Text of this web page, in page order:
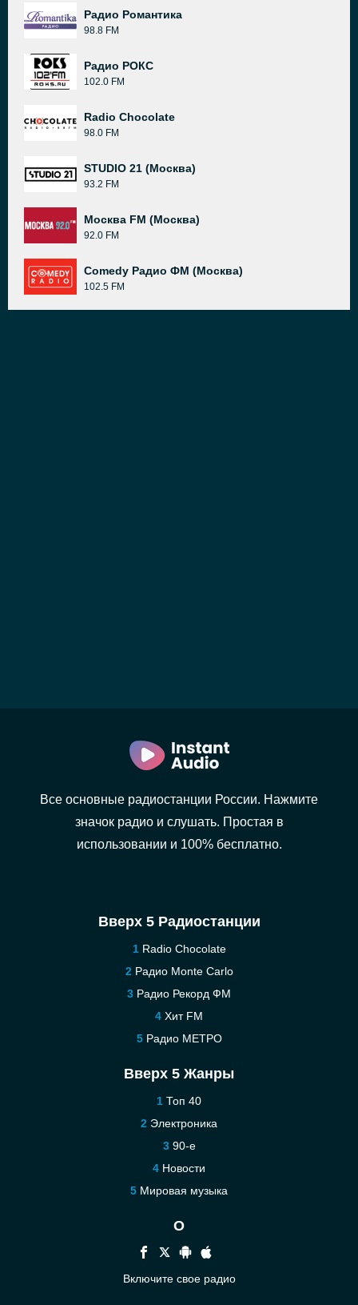
Радио Романтика
98.8 FM
Радио РОКС
102.0 FM
Radio Chocolate
98.0 FM
STUDIO 21 (Москва)
93.2 FM
Москва FM (Москва)
92.0 FM
Comedy Радио ФМ (Москва)
102.5 FM
Все основные радиостанции России. Нажмите
значок радио и слушать. Простая в
использовании и 100% бесплатно.
Вверх 5 Радиостанции
Radio Chocolate
Радио Monte Carlo
Радио Рекорд ФМ
Хит FM
Радио МЕТРО
Вверх 5 Жанры
Топ 40
Электроника
90-е
Новости
Мировая музыка
О
Включите свое радио